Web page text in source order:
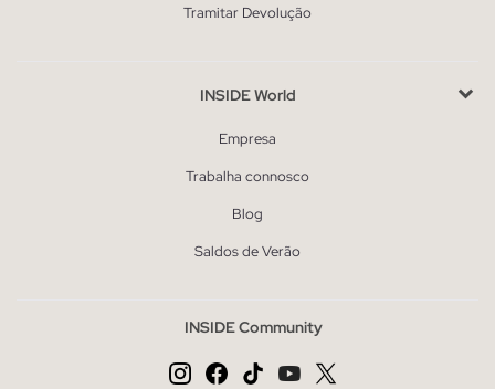
Tramitar Devolução
INSIDE World
Empresa
Trabalha connosco
Blog
Saldos de Verão
INSIDE Community